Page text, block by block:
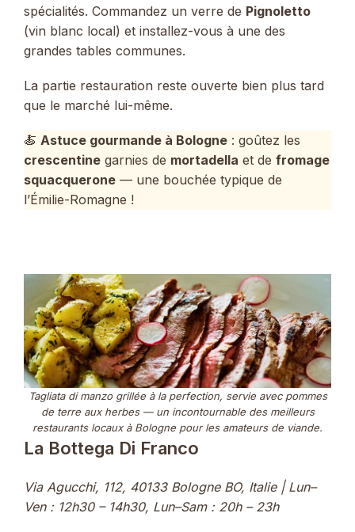
spécialités. Commandez un verre de Pignoletto
(vin blanc local) et installez-vous à une des
grandes tables communes.
La partie restauration reste ouverte bien plus tard
que le marché lui-même.
🍝 Astuce gourmande à Bologne : goûtez les
crescentine garnies de mortadella et de fromage
squacquerone — une bouchée typique de
l’Émilie-Romagne !
Tagliata di manzo grillée à la perfection, servie avec pommes
de terre aux herbes — un incontournable des meilleurs
restaurants locaux à Bologne pour les amateurs de viande.
La Bottega Di Franco
Via Agucchi, 112, 40133 Bologne BO, Italie | Lun–
Ven : 12h30 – 14h30, Lun–Sam : 20h – 23h